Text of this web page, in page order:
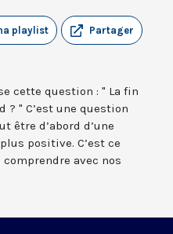
Partager
playlist
cette question : " La fin
? " C’est une question
être d’abord d’une
positive. C’est ce
avec nos